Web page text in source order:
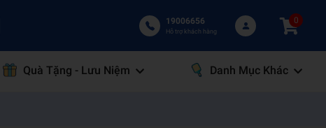
19006656
Hỗ trợ khách hàng
0
Quà Tặng - Lưu Niệm Danh Mục Khác